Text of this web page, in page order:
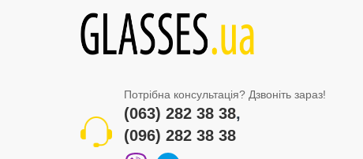
Потрібна консультація? Дзвоніть зараз!
(063) 282 38 38,
(096) 282 38 38